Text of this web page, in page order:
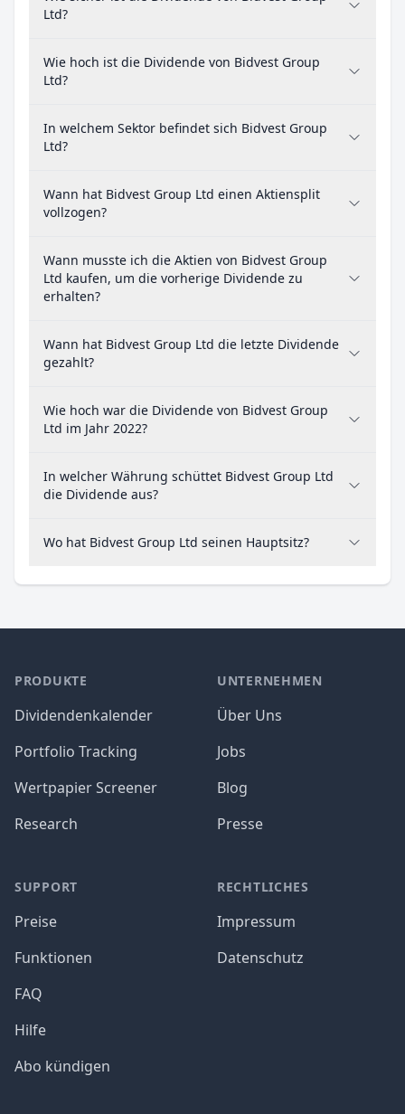
Ltd?
Wie hoch ist die Dividende von Bidvest Group
Ltd?
In welchem Sektor befindet sich Bidvest Group
Ltd?
Wann hat Bidvest Group Ltd einen Aktiensplit
vollzogen?
Wann musste ich die Aktien von Bidvest Group
Ltd kaufen, um die vorherige Dividende zu
erhalten?
Wann hat Bidvest Group Ltd die letzte Dividende
gezahlt?
Wie hoch war die Dividende von Bidvest Group
Ltd im Jahr 2022?
In welcher Währung schüttet Bidvest Group Ltd
die Dividende aus?
Wo hat Bidvest Group Ltd seinen Hauptsitz?
PRODUKTE
Dividendenkalender
Portfolio Tracking
Wertpapier Screener
Research
SUPPORT
Preise
Funktionen
FAQ
Hilfe
Abo kündigen
UNTERNEHMEN
Über Uns
Jobs
Blog
Presse
RECHTLICHES
Impressum
Datenschutz